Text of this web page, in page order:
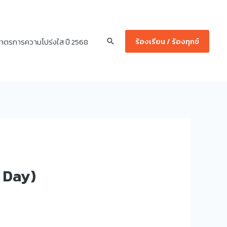
รการความโปร่งใส ปี 2568 Search ร้องเรียน / ร้องทุกข์